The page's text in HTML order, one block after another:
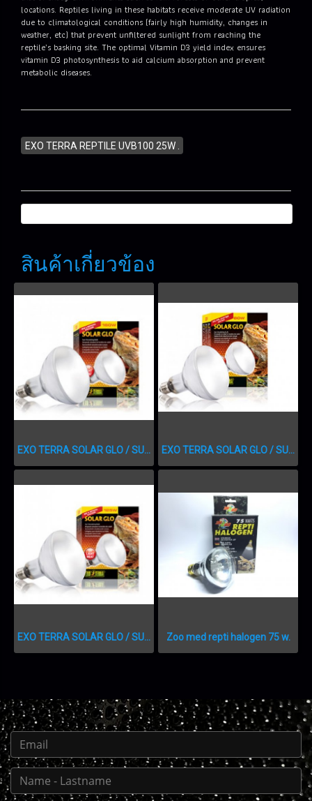
locations. Reptiles living in these habitats receive moderate UV radiation
due to climatological conditions (fairly high humidity, changes in
weather, etc) that prevent unfiltered sunlight from reaching the
reptile’s basking site. The optimal Vitamin D3 yield index ensures
vitamin D3 photosynthesis to aid calcium absorption and prevent
metabolic diseases.
EXO TERRA REPTILE UVB100 25W .
สินค้าเกี่ยวข้อง
EXO TERRA SOLAR GLO / SUN SIMULATING BULB 160w. EXO TERRA SOLAR GLO / SUN SIMULATING BULB 80 W.
EXO TERRA SOLAR GLO / SUN SIMULATING BULB 125w. Zoo med repti halogen 75 w.